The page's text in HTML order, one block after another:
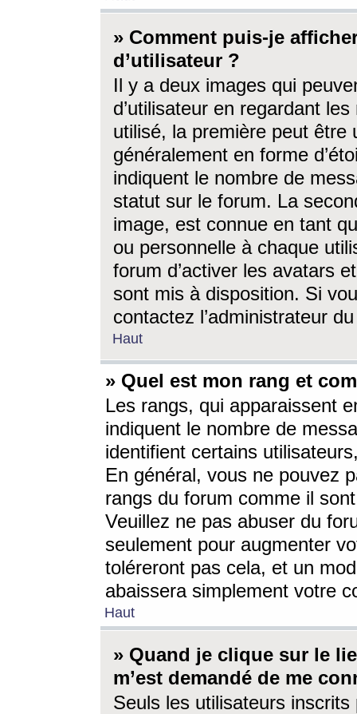
» Comment puis-je
d’utilisateur ?
Il y a deux images qui
d’utilisateur en regardant
utilisé, la première peut être
généralement en forme
indiquent le nombre de
statut sur le forum. La
image, est connue en tant
ou personnelle à chaque
forum d’activer les avatars
sont mis à disposition. Si
contactez l’administrateur
Haut
» Quel est mon rang et
Les rangs, qui apparaissent
indiquent le nombre de
identifient certains
En général, vous ne pouvez
rangs du forum comme il
Veuillez ne pas abuser du
seulement pour augmenter
toléreront pas cela, et un
abaissera simplement votre
Haut
» Quand je clique sur le
m’est demandé de me
Seuls les utilisateurs